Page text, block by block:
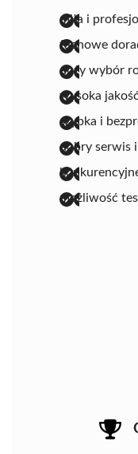
miła i
fachowe
duży wybór
wysoka
szybka i
dobry serwis
możliwość